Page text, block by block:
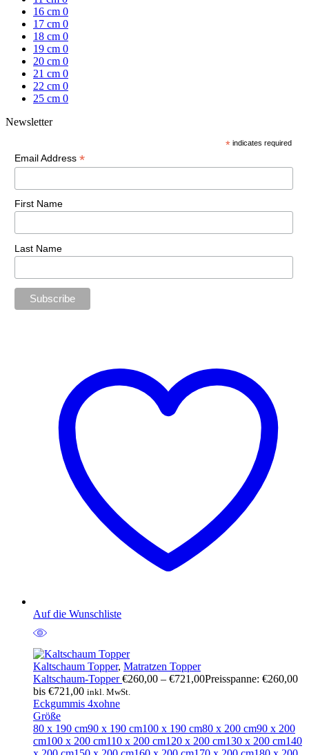
16 cm 0
17 cm 0
18 cm 0
19 cm 0
20 cm 0
21 cm 0
22 cm 0
25 cm 0
Newsletter
* indicates required
Email Address *
First Name
Last Name
Auf die Wunschliste
Kaltschaum Topper, Matratzen Topper
Kaltschaum-Topper€260,00 – €721,00Preisspanne: €260,00
bis €721,00 inkl. MwSt.
Eckgummis 4xohne
Größe
80 x 190 cm90 x 190 cm100 x 190 cm80 x 200 cm90 x 200
cm100 x 200 cm110 x 200 cm120 x 200 cm130 x 200 cm140